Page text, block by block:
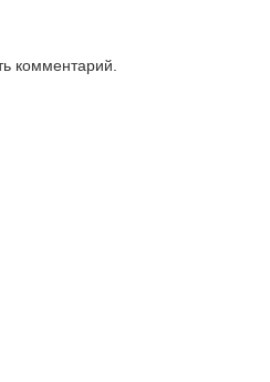
комментарий.